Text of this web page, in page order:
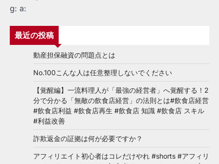
g: a:
最近の投稿
動産担保融資の問題点とは
No.100こんな人は任意整理しないでください
【覚醒編】一流料理人が「最強の経営者」へ覚醒する！2
分で分かる「無敵の飲食店経営」の法則とは#飲食店経営
#飲食店利益 #飲食店再生 #飲食店 知識 #飲食店 スキル
#利益改善
詐欺返金の証拠は何が必要ですか？
アフィリエイト初心者はコレだけやれ #shorts #アフィリ